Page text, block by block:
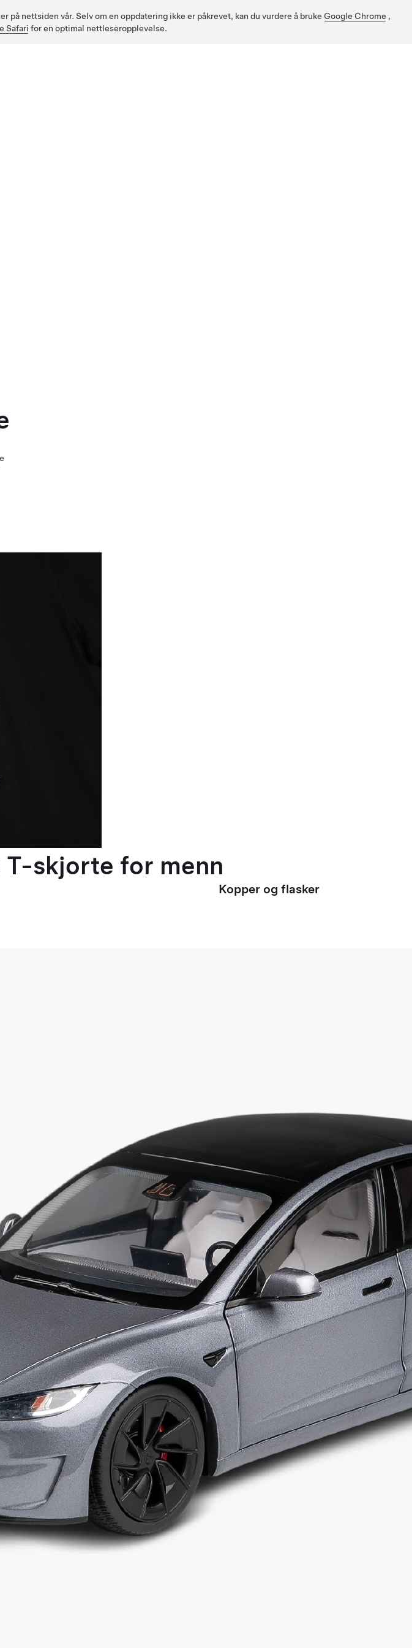
nettsiden vår. Selv om en oppdatering ikke er påkrevet, kan du vurdere å bruke Google Chrome ,
Safari for en optimal nettleseropplevelse.
skjorte for menn
Kopper og flasker